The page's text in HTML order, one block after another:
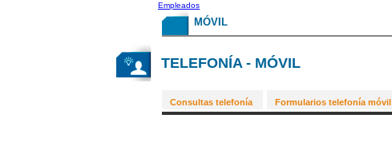
Empleados
MÓVIL
TELEFONÍA - MÓVIL
Consultas telefonía Formularios telefonía móvil